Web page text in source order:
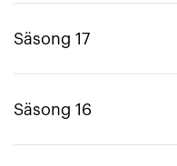
Säsong 17
Säsong 16